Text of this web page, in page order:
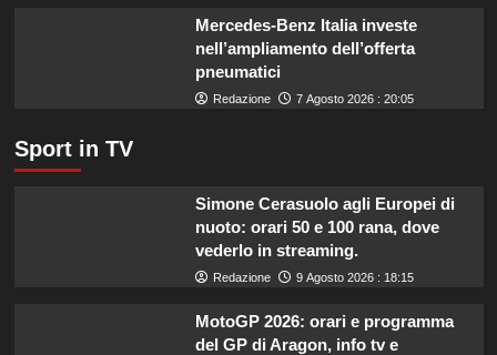
Mercedes-Benz Italia investe
nell’ampliamento dell’offerta
pneumatici
Redazione 7 Agosto 2026 : 20:05
Sport in TV
Simone Cerasuolo agli Europei di
nuoto: orari 50 e 100 rana, dove
vederlo in streaming.
Redazione 9 Agosto 2026 : 18:15
MotoGP 2026: orari e programma
del GP di Aragon, info tv e